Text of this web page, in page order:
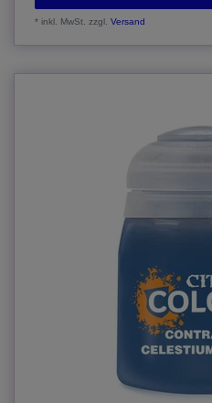
*inkl. MwSt. zzgl.Versand